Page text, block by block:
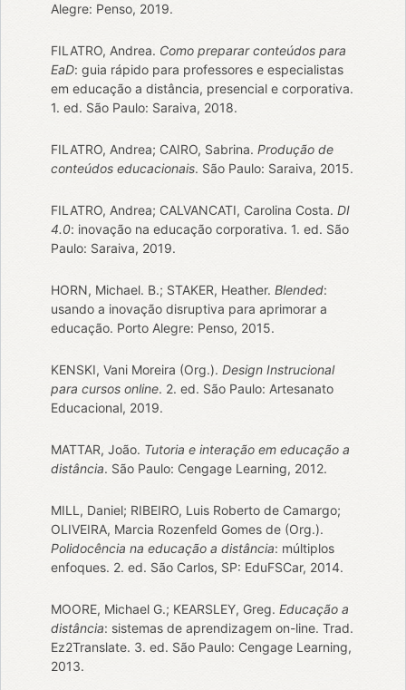
Alegre: Penso, 2019.
FILATRO, Andrea. Como preparar conteúdos para
EaD: guia rápido para professores e especialistas
em educação a distância, presencial e corporativa.
1. ed. São Paulo: Saraiva, 2018.
FILATRO, Andrea; CAIRO, Sabrina. Produção de
conteúdos educacionais. São Paulo: Saraiva, 2015.
FILATRO, Andrea; CALVANCATI, Carolina Costa. DI
4.0: inovação na educação corporativa. 1. ed. São
Paulo: Saraiva, 2019.
HORN, Michael. B.; STAKER, Heather. Blended:
usando a inovação disruptiva para aprimorar a
educação. Porto Alegre: Penso, 2015.
KENSKI, Vani Moreira (Org.). Design Instrucional
para cursos online. 2. ed. São Paulo: Artesanato
Educacional, 2019.
MATTAR, João. Tutoria e interação em educação a
distância. São Paulo: Cengage Learning, 2012.
MILL, Daniel; RIBEIRO, Luis Roberto de Camargo;
OLIVEIRA, Marcia Rozenfeld Gomes de (Org.).
Polidocência na educação a distância: múltiplos
enfoques. 2. ed. São Carlos, SP: EduFSCar, 2014.
MOORE, Michael G.; KEARSLEY, Greg. Educação a
distância: sistemas de aprendizagem on-line. Trad.
Ez2Translate. 3. ed. São Paulo: Cengage Learning,
2013.